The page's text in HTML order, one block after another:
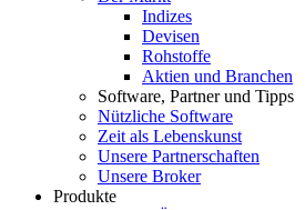
Indizes
Devisen
Rohstoffe
Aktien und Branchen
Software, Partner und Tipps
Nützliche Software
Zeit als Lebenskunst
Unsere Partnerschaften
Unsere Broker
Produkte